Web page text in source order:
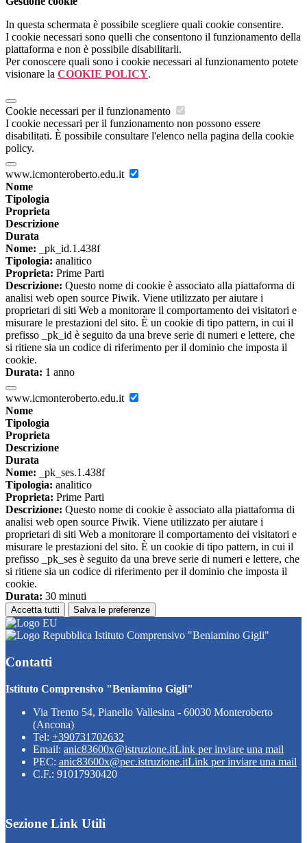
In questa schermata è possibile scegliere quali cookie consentire.
I cookie necessari sono quelli che consentono il funzionamento della
piattaforma e non è possibile disabilitarli.
Per conoscere quali sono i cookie necessari al funzionamento potete
visionare la COOKIE POLICY.
Cookie necessari per il funzionamento
I cookie necessari per il funzionamento non possono essere
disabilitati. È possibile consultare l'elenco nella pagina della cookie
policy.
www.icmonteroberto.edu.it
Nome
Tipologia
Proprieta
Descrizione
Durata
Nome: _pk_id.1.438f
Tipologia: analitico
Proprieta: Prime Parti
Descrizione: Questo nome di cookie è associato alla piattaforma di
analisi web open source Piwik. Viene utilizzato per aiutare i
proprietari di siti Web a monitorare il comportamento dei visitatori e
misurare le prestazioni del sito. È un cookie di tipo pattern, in cui il
prefisso _pk_id è seguito da una breve serie di numeri e lettere, che
si ritiene sia un codice di riferimento per il dominio che imposta il
cookie.
Durata: 1 anno
www.icmonteroberto.edu.it
Nome
Tipologia
Proprieta
Descrizione
Durata
Nome: _pk_ses.1.438f
Tipologia: analitico
Proprieta: Prime Parti
Descrizione: Questo nome di cookie è associato alla piattaforma di
analisi web open source Piwik. Viene utilizzato per aiutare i
proprietari di siti Web a monitorare il comportamento dei visitatori e
misurare le prestazioni del sito. È un cookie di tipo pattern, in cui il
prefisso _pk_ses è seguito da una breve serie di numeri e lettere, che
si ritiene sia un codice di riferimento per il dominio che imposta il
cookie.
Durata: 30 minuti
Accetta tutti Salva le preferenze
Istituto Comprensivo "Beniamino Gigli"
Contatti
Istituto Comprensivo "Beniamino Gigli"
Via Trento 54, Pianello Vallesina - 60030 Monteroberto
(Ancona)
Tel: +390731702632
Email: anic83600x@istruzione.itLink per inviare una mail
PEC: anic83600x@pec.istruzione.itLink per inviare una mail
C.F.: 91017930420
Sezione Link Utili